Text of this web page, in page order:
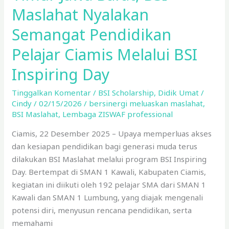
Maslahat Nyalakan
Semangat Pendidikan
Pelajar Ciamis Melalui BSI
Inspiring Day
Tinggalkan Komentar / BSI Scholarship, Didik Umat /
Cindy/02/15/2026/ bersinergi meluaskan maslahat,
BSI Maslahat, Lembaga ZISWAF professional
Ciamis, 22 Desember 2025 – Upaya memperluas akses
dan kesiapan pendidikan bagi generasi muda terus
dilakukan BSI Maslahat melalui program BSI Inspiring
Day. Bertempat di SMAN 1 Kawali, Kabupaten Ciamis,
kegiatan ini diikuti oleh 192 pelajar SMA dari SMAN 1
Kawali dan SMAN 1 Lumbung, yang diajak mengenali
potensi diri, menyusun rencana pendidikan, serta
memahami
BSI
Day